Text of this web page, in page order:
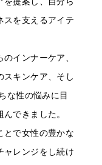
スを支えるアイテ
インナーケア、
スキンケア、そし
な性の悩みに目
できました。
とで女性の豊かな
ャレンジをし続け